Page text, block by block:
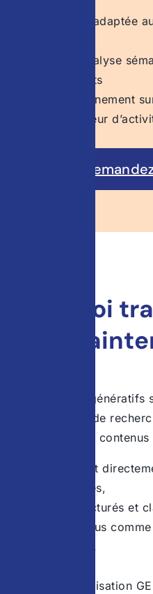
Approche adaptée
Outils d’analyse
performants
Accompagnement
votre secteur
Pourquoi
GEO
Les moteurs génératifs
les interfaces de
privilégient les
répondent
complexes,
sont structurés et
sont perçus
crédibles.
>> Sans optimisation